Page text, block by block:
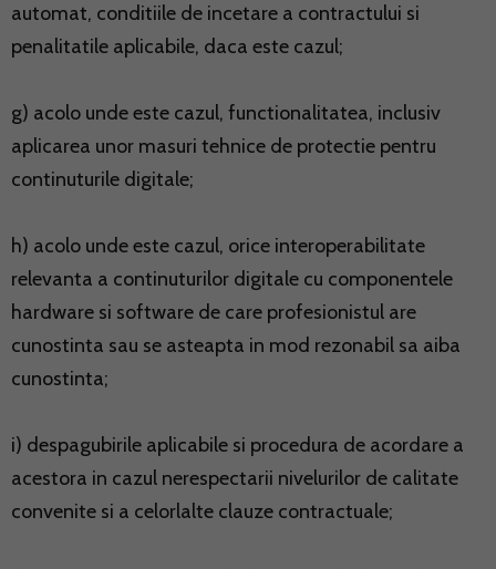
automat, conditiile de incetare a contractului si
penalitatile aplicabile, daca este cazul;
g) acolo unde este cazul, functionalitatea, inclusiv
aplicarea unor masuri tehnice de protectie pentru
continuturile digitale;
h) acolo unde este cazul, orice interoperabilitate
relevanta a continuturilor digitale cu componentele
hardware si software de care profesionistul are
cunostinta sau se asteapta in mod rezonabil sa aiba
cunostinta;
i) despagubirile aplicabile si procedura de acordare a
acestora in cazul nerespectarii nivelurilor de calitate
convenite si a celorlalte clauze contractuale;